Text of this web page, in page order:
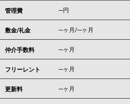
管理費 ---円
敷金/礼金 ---ヶ月/---ヶ月
仲介手数料 ---ヶ月
フリーレント ---ヶ月
更新料 ---ヶ月